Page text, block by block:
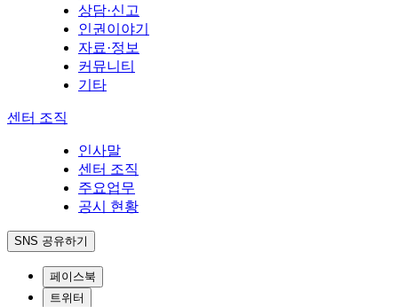
상담·신고
인권이야기
자료·정보
커뮤니티
기타
센터 조직
인사말
센터 조직
주요업무
공시 현황
SNS 공유하기
페이스북
트위터